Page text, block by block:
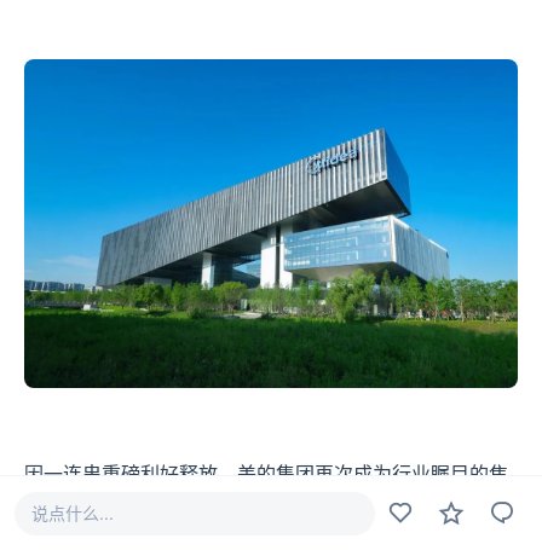
因一连串重磅利好释放，美的集团再次成为行业瞩目的焦
点！多条清晰线索显示，这个家喻户晓的白电巨无霸，正
说点什么...